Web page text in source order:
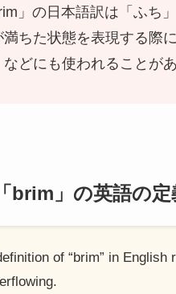
」の日本語訳は「ふち
満ちた状態を表現する際
などにも使われることがあ
brim」の英語の定
of “brim” in